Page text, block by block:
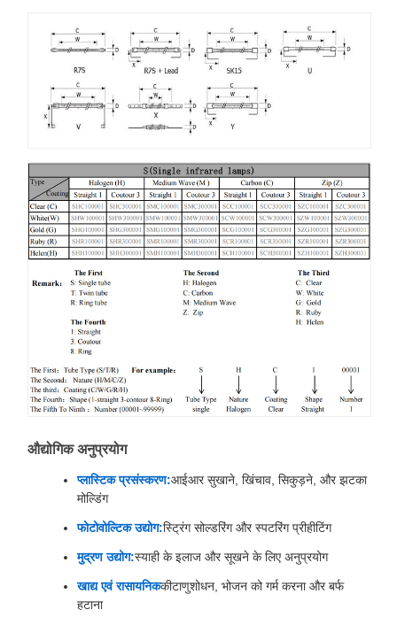
औद्योगिक अनुप्रयोग
प्लास्टिक प्रसंस्करण:आईआर सुखाने, खिंचाव, सिकुड़ने, और झटका
मोल्डिंग
फोटोवोल्टिक उद्योग:स्ट्रिंग सोल्डरिंग और स्पटरिंग प्रीहीटिंग
मुद्रण उद्योग:स्याही के इलाज और सूखने के लिए अनुप्रयोग
खाद्य एवं रासायनिककीटाणुशोधन, भोजन को गर्म करना और बर्फ
हटाना